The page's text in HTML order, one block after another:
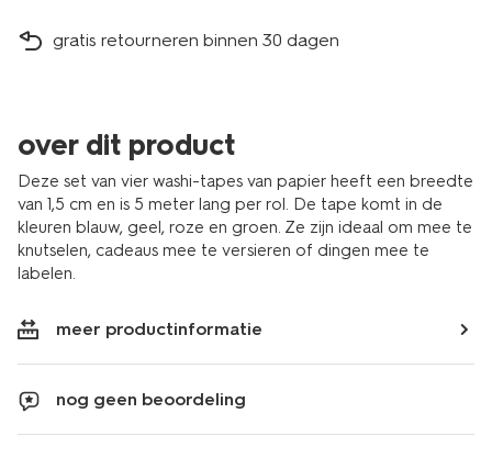
gratis retourneren binnen 30 dagen
over dit product
Deze set van vier washi-tapes van papier heeft een breedte
van 1,5 cm en is 5 meter lang per rol. De tape komt in de
kleuren blauw, geel, roze en groen. Ze zijn ideaal om mee te
knutselen, cadeaus mee te versieren of dingen mee te
labelen.
meer productinformatie
nog geen beoordeling